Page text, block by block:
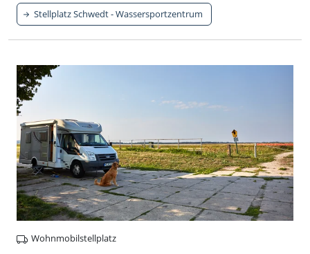
Stellplatz Schwedt - Wassersportzentrum
Wohnmobilstellplatz